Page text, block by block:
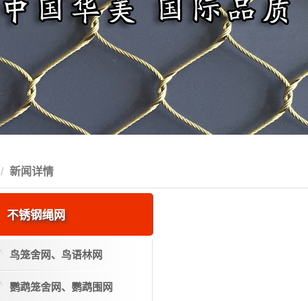
新闻详情
不锈钢绳网
鸟笼舍网、鸟语林网
鹦鹉笼舍网、鹦鹉围网